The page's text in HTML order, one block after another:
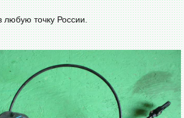
точку России.